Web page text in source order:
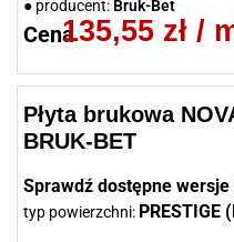
● producent: Bruk-Bet
Cena135,55 zł /
Płyta brukowa
BRUK-BET
Sprawdź dostępne
typ powierzchni: PRESTIGE